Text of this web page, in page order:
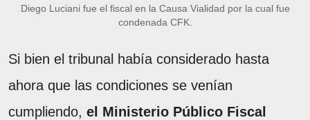
Diego Luciani fue el fiscal en la Causa Vialidad por la cual fue
condenada CFK.
Si bien el tribunal había considerado hasta
ahora que las condiciones se venían
cumpliendo, el Ministerio Público Fiscal